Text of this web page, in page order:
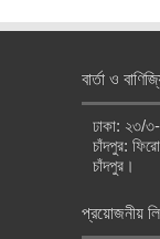
বার্তা ও
ঢাকা: ২৩/
চাঁদপুর:
চাঁদপুর।
প্রয়োজনীয়